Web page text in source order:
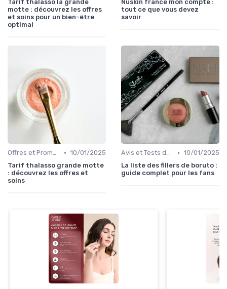
Tarif thalasso la grande
motte : découvrez les offres
et soins pour un bien-être
optimal
Nuskin france mon compte :
tout ce que vous devez
savoir
Offres et Promotions • 10/01/2025
Tarif thalasso grande motte
: découvrez les offres et
soins
Avis et Tests de Produits • 10/01/2025
La liste des fillers de boruto :
guide complet pour les fans